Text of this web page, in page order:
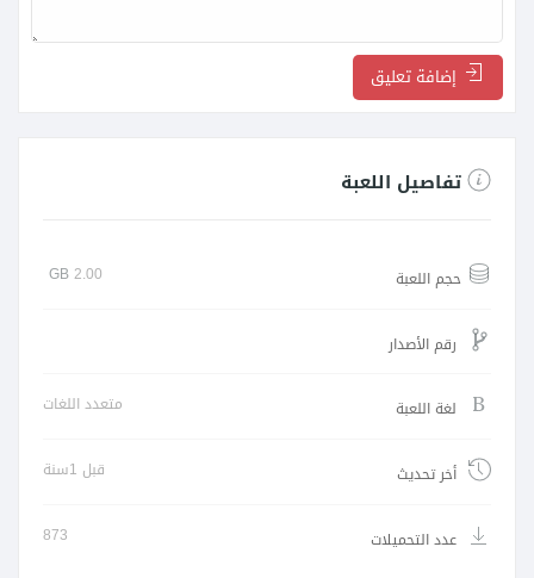
إضافة تعليق
تفاصيل اللعبة
حجم اللعبة 2.00
GB
رقم الأصدار
لغة اللعبة متعدد اللغات
أخر تحديث قبل 1سنة
عدد التحميلات 873